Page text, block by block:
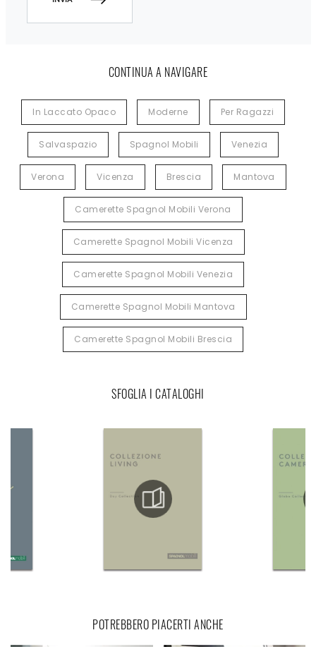
CONTINUA A NAVIGARE
In Laccato Opaco Moderne Per Ragazzi
Salvaspazio Spagnol Mobili Venezia
Verona Vicenza Brescia Mantova
Camerette Spagnol Mobili Verona
Camerette Spagnol Mobili Vicenza
Camerette Spagnol Mobili Venezia
Camerette Spagnol Mobili Mantova
Camerette Spagnol Mobili Brescia
SFOGLIA I CATALOGHI
POTREBBERO PIACERTI ANCHE